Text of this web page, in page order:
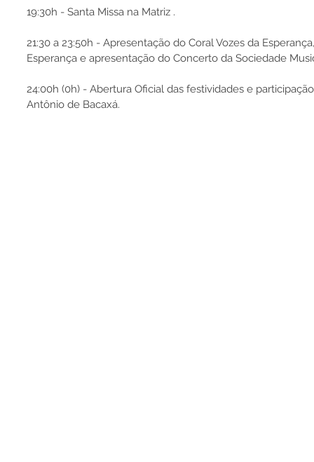
19:30h - Santa Missa na Matriz .
21:30 a 23:50h - Apresentação do Coral Vozes da
Esperança e apresentação do Concerto da Sociedade
24:00h (0h) - Abertura Oficial das festividades e
Antônio de Bacaxá.